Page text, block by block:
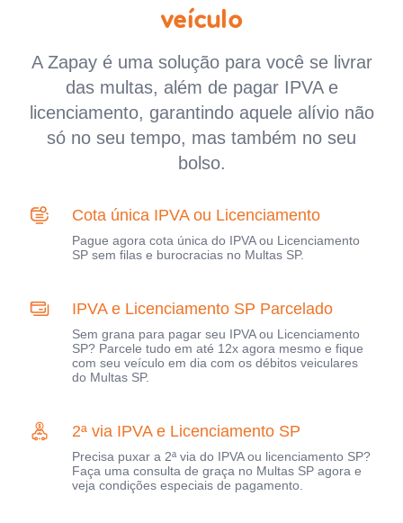
veículo
A Zapay é uma solução para você se livrar
das multas, além de pagar IPVA e
licenciamento, garantindo aquele alívio não
só no seu tempo, mas também no seu
bolso.
Cota única IPVA ou Licenciamento
Pague agora cota única do IPVA ou Licenciamento
SP sem filas e burocracias no Multas SP.
IPVA e Licenciamento SP Parcelado
Sem grana para pagar seu IPVA ou Licenciamento
SP? Parcele tudo em até 12x agora mesmo e fique
com seu veículo em dia com os débitos veiculares
do Multas SP.
2ª via IPVA e Licenciamento SP
Precisa puxar a 2ª via do IPVA ou licenciamento SP?
Faça uma consulta de graça no Multas SP agora e
veja condições especiais de pagamento.